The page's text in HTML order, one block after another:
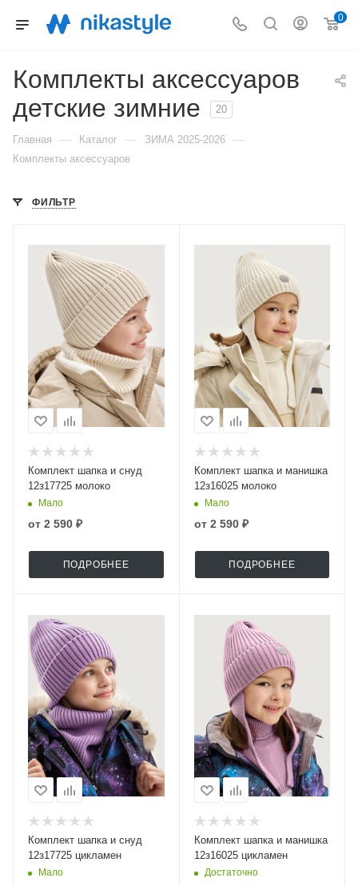
0
Комплекты аксессуаров
детские зимние
20
Главная — Каталог — ЗИМА 2025-2026 —
Комплекты аксессуаров
ФИЛЬТР
Комплект шапка и снуд
12з17725 молоко
Мало
от 2 590 ₽
ПОДРОБНЕЕ
Комплект шапка и манишка
12з16025 молоко
Мало
от 2 590 ₽
ПОДРОБНЕЕ
Комплект шапка и снуд
12з17725 цикламен
Мало
Комплект шапка и манишка
12з16025 цикламен
Достаточно